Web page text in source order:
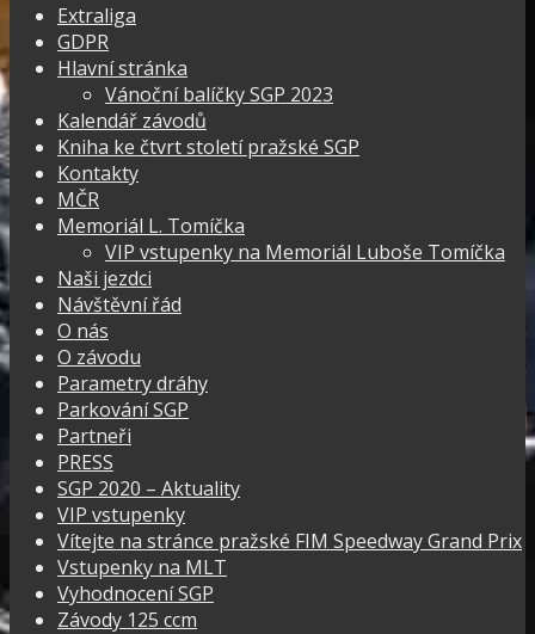
Extraliga
GDPR
Hlavní stránka
Vánoční balíčky SGP 2023
Kalendář závodů
Kniha ke čtvrt století pražské SGP
Kontakty
MČR
Memoriál L. Tomíčka
VIP vstupenky na Memoriál Luboše Tomíčka
Naši jezdci
Návštěvní řád
O nás
O závodu
Parametry dráhy
Parkování SGP
Partneři
PRESS
SGP 2020 – Aktuality
VIP vstupenky
Vítejte na stránce pražské FIM Speedway Grand Prix
Vstupenky na MLT
Vyhodnocení SGP
Závody 125 ccm